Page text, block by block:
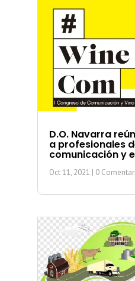
D.O. Navarra
a profesionales
comunicación y
Oct 11, 2021 | 0